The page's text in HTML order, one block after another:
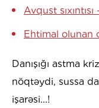
Avqust sıxıntısı
Ehtimal olunan
Danışığı astma
nöqtəydi, sussa
işarəsi...!